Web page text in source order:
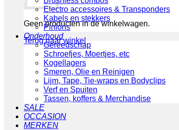
Geen producten in de winkelwagen.
Terug naar winkel
Electro accessoires & Transponders
Kabels en stekkers
Pinions
Onderhoud
Gereedschap
Schroefjes, Moertjes, etc
Kogellagers
Smeren, Olie en Reinigen
Lijm, Tape, Tie-wraps en Bodyclips
Verf en Spuiten
Tassen, koffers & Merchandise
SALE
OCCASION
MERKEN